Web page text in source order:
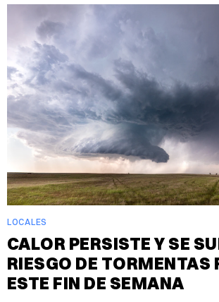
LOCALES
CALOR PERSISTE Y SE
RIESGO DE TORMENTAS
ESTE FIN DE SEMANA